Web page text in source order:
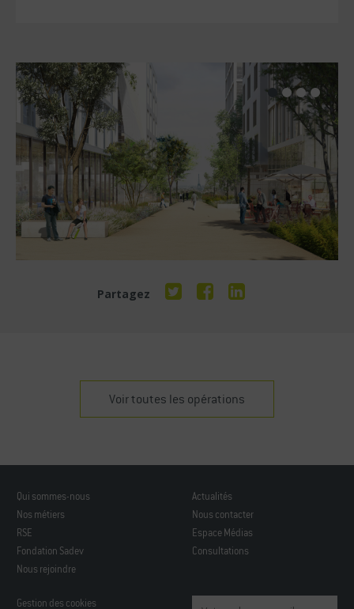
Partagez
Voir toutes les opérations
Qui sommes-nous
Nos métiers
RSE
Fondation Sadev
Nous rejoindre
Actualités
Nous contacter
Espace Médias
Consultations
Gestion des cookies